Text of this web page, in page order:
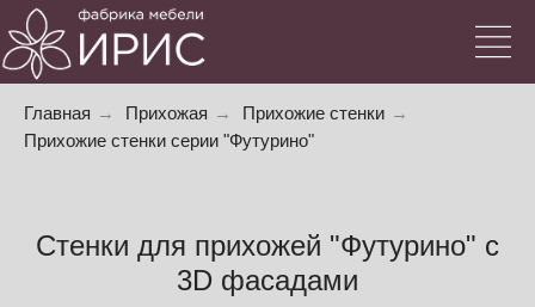
Главная → Прихожая → Прихожие стенки →
Прихожие стенки серии "Футурино"
Стенки для прихожей "Футурино" с
3D фасадами